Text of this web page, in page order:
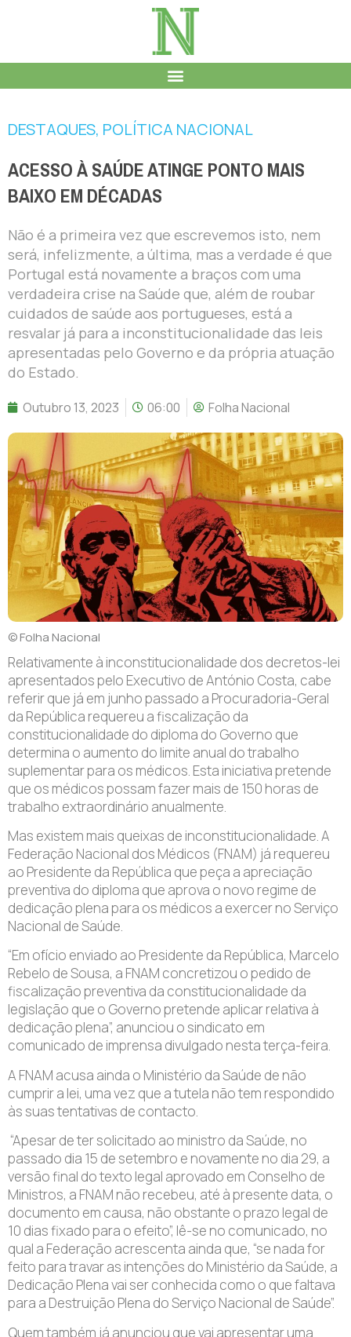
DESTAQUES, POLÍTICA NACIONAL
ACESSO À SAÚDE ATINGE PONTO MAIS
BAIXO EM DÉCADAS
Não é a primeira vez que escrevemos isto, nem
será, infelizmente, a última, mas a verdade é que
Portugal está novamente a braços com uma
verdadeira crise na Saúde que, além de roubar
cuidados de saúde aos portugueses, está a
resvalar já para a inconstitucionalidade das leis
apresentadas pelo Governo e da própria atuação
do Estado.
Outubro 13, 2023 06:00 Folha Nacional
© Folha Nacional
Relativamente à inconstitucionalidade dos decretos-lei
apresentados pelo Executivo de António Costa, cabe
referir que já em junho passado a Procuradoria-Geral
da República requereu a fiscalização da
constitucionalidade do diploma do Governo que
determina o aumento do limite anual do trabalho
suplementar para os médicos. Esta iniciativa pretende
que os médicos possam fazer mais de 150 horas de
trabalho extraordinário anualmente.
Mas existem mais queixas de inconstitucionalidade. A
Federação Nacional dos Médicos (FNAM) já requereu
ao Presidente da República que peça a apreciação
preventiva do diploma que aprova o novo regime de
dedicação plena para os médicos a exercer no Serviço
Nacional de Saúde.
“Em ofício enviado ao Presidente da República, Marcelo
Rebelo de Sousa, a FNAM concretizou o pedido de
fiscalização preventiva da constitucionalidade da
legislação que o Governo pretende aplicar relativa à
dedicação plena”, anunciou o sindicato em
comunicado de imprensa divulgado nesta terça-feira.
A FNAM acusa ainda o Ministério da Saúde de não
cumprir a lei, uma vez que a tutela não tem respondido
às suas tentativas de contacto.
“Apesar de ter solicitado ao ministro da Saúde, no
passado dia 15 de setembro e novamente no dia 29, a
versão final do texto legal aprovado em Conselho de
Ministros, a FNAM não recebeu, até à presente data, o
documento em causa, não obstante o prazo legal de
10 dias fixado para o efeito”, lê-se no comunicado, no
qual a Federação acrescenta ainda que, “se nada for
feito para travar as intenções do Ministério da Saúde, a
Dedicação Plena vai ser conhecida como o que faltava
para a Destruição Plena do Serviço Nacional de Saúde”.
Quem também já anunciou que vai apresentar uma